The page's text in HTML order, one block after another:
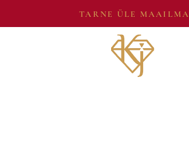
TARNE ÜLE MAAILMA